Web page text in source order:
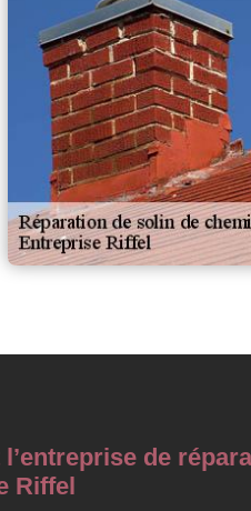
de
Riffel